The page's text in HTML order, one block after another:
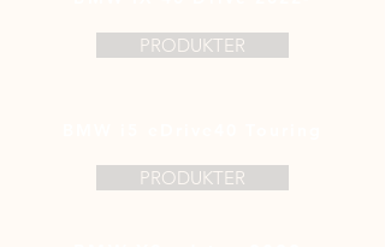
PRODUKTER
PRODUKTER